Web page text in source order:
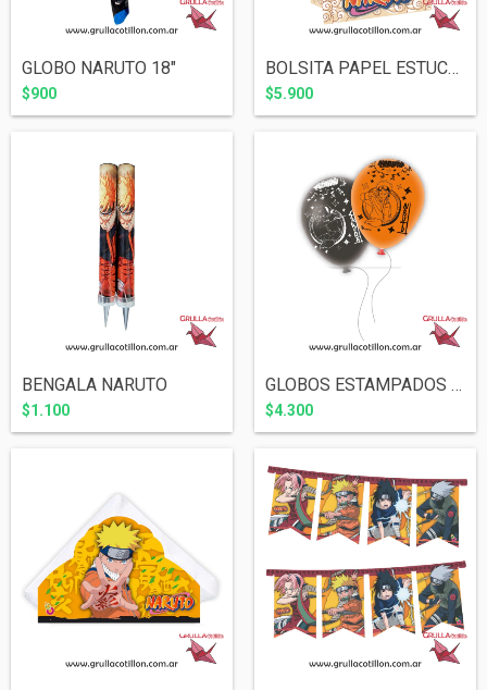
GLOBO NARUTO 18"
$900
BOLSITA PAPEL ESTUCHE NARUTO x8
$5.900
BENGALA NARUTO
$1.100
GLOBOS ESTAMPADOS NARUTO x6
$4.300